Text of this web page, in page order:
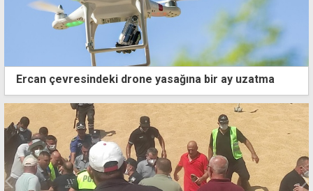
Ercan çevresindeki drone yasağına bir ay uzatma